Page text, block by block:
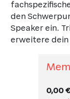
den
Speaker ein.
erweitere dein
0,00